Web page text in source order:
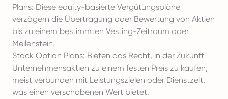
Plans: Diese equity-basierte Vergütungspläne
verzögern die Übertragung oder Bewertung von Aktien
bis zu einem bestimmten Vesting-Zeitraum oder
Meilenstein.
Stock Option Plans: Bieten das Recht, in der Zukunft
Unternehmensaktien zu einem festen Preis zu kaufen,
meist verbunden mit Leistungszielen oder Dienstzeit,
was einen verschobenen Wert bietet.